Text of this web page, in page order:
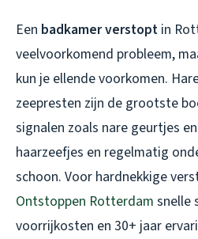
Een badkamer verstopt in
veelvoorkomend probleem,
kun je ellende voorkomen.
zeepresten zijn de grootste
signalen zoals nare geurtjes
haarzeefjes en regelmatig
schoon. Voor hardnekkige
Ontstoppen Rotterdam snelle
voorrijkosten en 30+ jaar